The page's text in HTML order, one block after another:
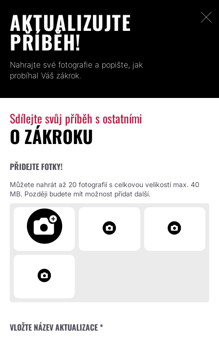
AKTUALIZUJTE
PŘÍBĚH!
Nahrajte své fotografie a popište, jak
probíhal Váš zákrok.
Sdílejte svůj příběh s ostatními
O ZÁKROKU
PŘIDEJTE FOTKY!
Můžete nahrát až 20 fotografií s celkovou velikostí max. 40
MB. Později budete mít možnost přidat další.
VLOŽTE NÁZEV AKTUALIZACE *